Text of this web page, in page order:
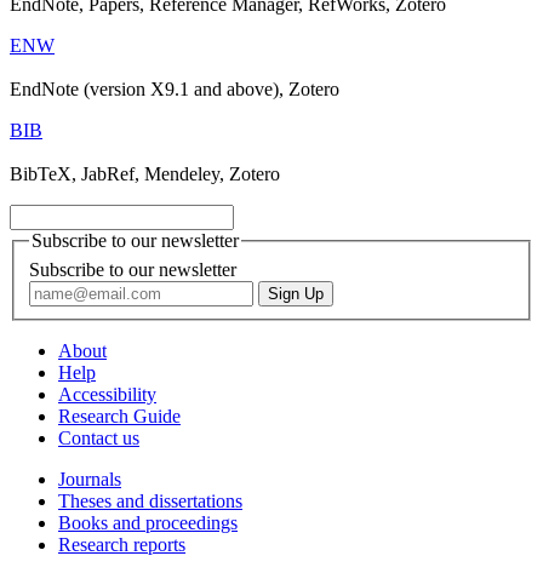
EndNote, Papers, Reference Manager, RefWorks, Zotero
ENW
EndNote (version X9.1 and above), Zotero
BIB
BibTeX, JabRef, Mendeley, Zotero
Subscribe to our newsletter
Subscribe to our newsletter
About
Help
Accessibility
Research Guide
Contact us
Journals
Theses and dissertations
Books and proceedings
Research reports